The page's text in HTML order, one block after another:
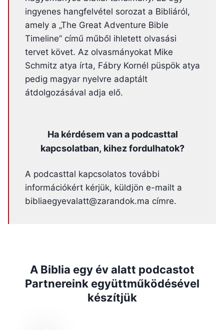
ingyenes hangfelvétel sorozat a Bibliáról,
amely a „The Great Adventure Bible
Timeline” című műből ihletett olvasási
tervet követ. Az olvasmányokat Mike
Schmitz atya írta, Fábry Kornél püspök atya
pedig magyar nyelvre adaptált
átdolgozásával adja elő.
Ha kérdésem van a podcasttal
kapcsolatban, kihez fordulhatok?
A podcasttal kapcsolatos további
információkért kérjük, küldjön e-mailt a
bibliaegyevalatt@zarandok.ma címre.
A Biblia egy év alatt podcastot
Partnereink együttműködésével
készítjük